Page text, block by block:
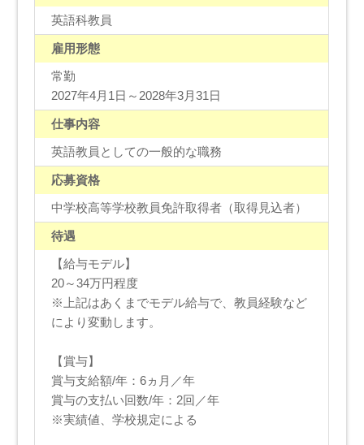
英語科教員
雇用形態
常勤
2027年4月1日～2028年3月31日
仕事内容
英語教員としての一般的な職務
応募資格
中学校高等学校教員免許取得者（取得見込者）
待遇
【給与モデル】
20～34万円程度
※上記はあくまでモデル給与で、教員経験など
により変動します。
【賞与】
賞与支給額/年：6ヵ月／年
賞与の支払い回数/年：2回／年
※実績値、学校規定による